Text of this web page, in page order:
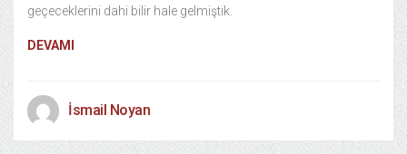
geçeceklerini dahi bilir hale gelmiştik.
DEVAMI
İsmail Noyan